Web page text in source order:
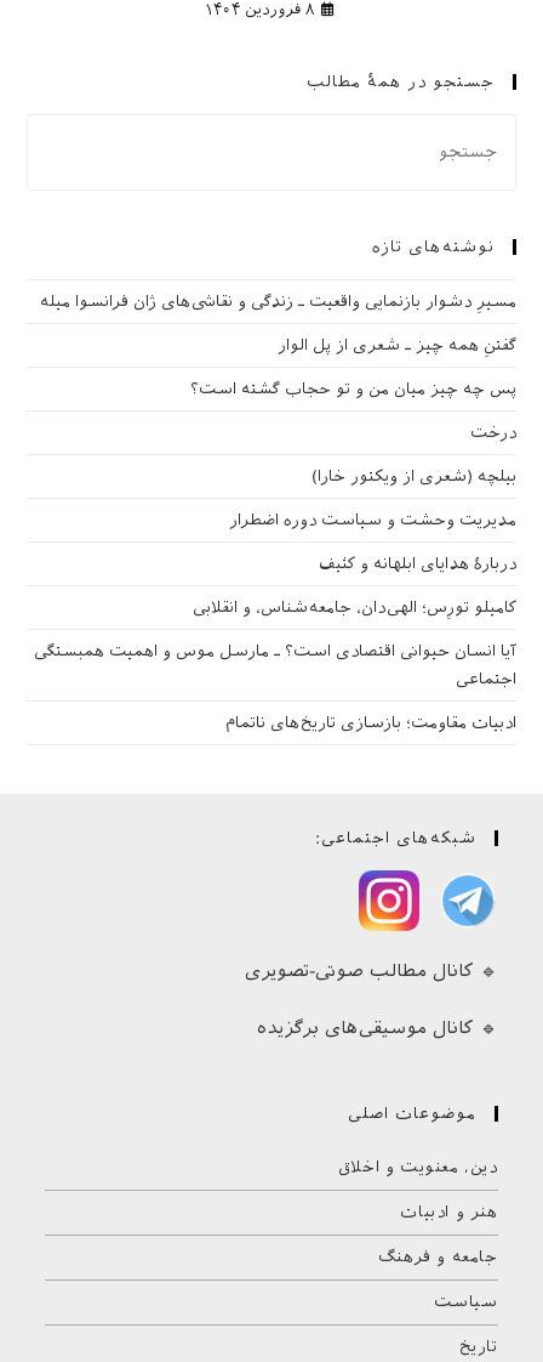
۸ فروردین ۱۴۰۴
جستجو در همهٔ مطالب
نوشته‌های تازه
مسیرِ دشوار بازنمایی واقعیت ـ زندگی و نقاشی‌های ژان فرانسوا میله
گفتنِ همه چیز ـ شعری از پل الوار
پس چه چیز میان من و تو حجاب گشته است؟
درخت
بیلچه (شعری از ویکتور خارا)
مدیریت وحشت و سیاست دوره اضطرار
دربارهٔ هدایای ابلهانه و کثیف
کامیلو تورِس؛ الهی‌دان، جامعه‌شناس، و انقلابی
آیا انسان حیوانی اقتصادی است؟ ـ مارسل موس و اهمیت همبستگی
اجتماعی
ادبیات مقاومت؛ بازسازی تاریخ‌های ناتمام
شبکه‌های اجتماعی:
🔹 کانال مطالب صوتی-تصویری
🔹 کانال موسیقی‌های برگزیده
موضوعات اصلی
دین، معنویت و اخلاق
هنر و ادبیات
جامعه و فرهنگ
سیاست
تاریخ